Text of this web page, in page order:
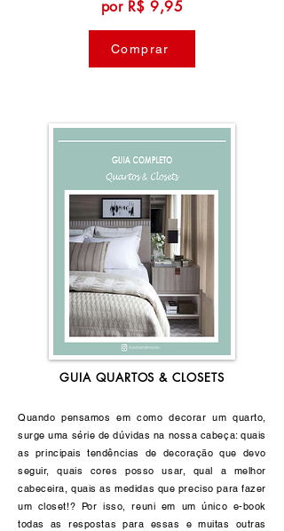
por R$ 9,95
Comprar
GUIA QUARTOS & CLOSETS
Quando pensamos em como decorar um quarto,
surge uma série de dúvidas na nossa cabeça: quais
as principais tendências de decoração que devo
seguir, quais cores posso usar, qual a melhor
cabeceira, quais as medidas que preciso para fazer
um closet!? Por isso, reuni em um único e-book
todas as respostas para essas e muitas outras